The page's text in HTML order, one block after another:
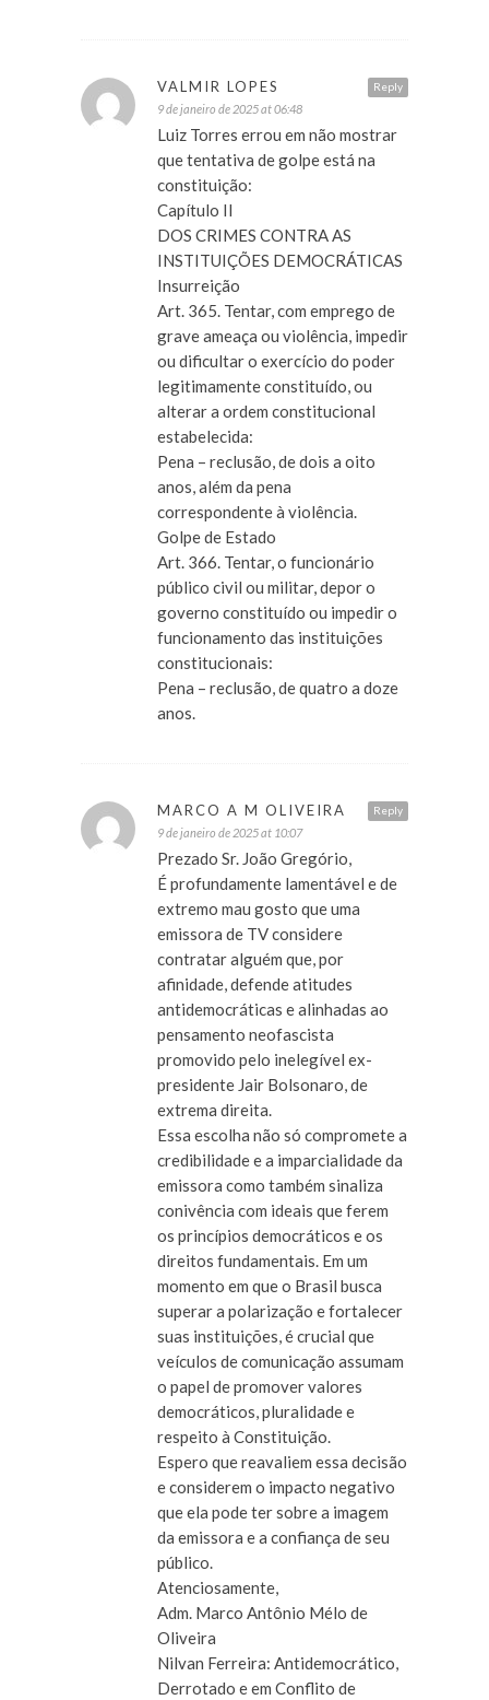
Reply
VALMIR LOPES
9 de janeiro de 2025 at 06:48
Luiz Torres errou em não mostrar
que tentativa de golpe está na
constituição:
Capítulo II
DOS CRIMES CONTRA AS
INSTITUIÇÕES DEMOCRÁTICAS
Insurreição
Art. 365. Tentar, com emprego de
grave ameaça ou violência, impedir
ou dificultar o exercício do poder
legitimamente constituído, ou
alterar a ordem constitucional
estabelecida:
Pena – reclusão, de dois a oito
anos, além da pena
correspondente à violência.
Golpe de Estado
Art. 366. Tentar, o funcionário
público civil ou militar, depor o
governo constituído ou impedir o
funcionamento das instituições
constitucionais:
Pena – reclusão, de quatro a doze
anos.
Reply
MARCO A M OLIVEIRA
9 de janeiro de 2025 at 10:07
Prezado Sr. João Gregório,
É profundamente lamentável e de
extremo mau gosto que uma
emissora de TV considere
contratar alguém que, por
afinidade, defende atitudes
antidemocráticas e alinhadas ao
pensamento neofascista
promovido pelo inelegível ex-
presidente Jair Bolsonaro, de
extrema direita.
Essa escolha não só compromete a
credibilidade e a imparcialidade da
emissora como também sinaliza
conivência com ideais que ferem
os princípios democráticos e os
direitos fundamentais. Em um
momento em que o Brasil busca
superar a polarização e fortalecer
suas instituições, é crucial que
veículos de comunicação assumam
o papel de promover valores
democráticos, pluralidade e
respeito à Constituição.
Espero que reavaliem essa decisão
e considerem o impacto negativo
que ela pode ter sobre a imagem
da emissora e a confiança de seu
público.
Atenciosamente,
Adm. Marco Antônio Mélo de
Oliveira
Nilvan Ferreira: Antidemocrático,
Derrotado e em Conflito de